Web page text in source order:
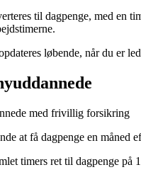
til dagpenge, med en
løbende, når du er
at få dagpenge en måned
timers ret til dagpenge på